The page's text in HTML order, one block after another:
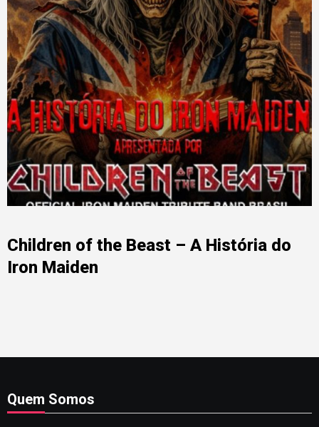
Children of the Beast – A História do
Iron Maiden
Quem Somos